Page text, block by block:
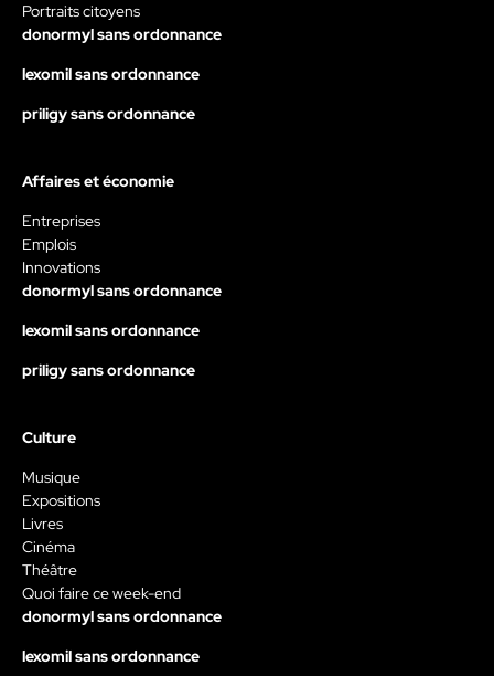
Portraits citoyens
donormyl sans ordonnance
lexomil sans ordonnance
priligy sans ordonnance
Affaires et économie
Entreprises
Emplois
Innovations
donormyl sans ordonnance
lexomil sans ordonnance
priligy sans ordonnance
Culture
Musique
Expositions
Livres
Cinéma
Théâtre
Quoi faire ce week-end
donormyl sans ordonnance
lexomil sans ordonnance